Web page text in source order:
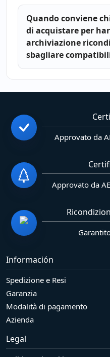
Quando conviene
di acquistare per
archiviazione
sbagliare
Approvato da
Approvato da
Información
Spedizione e Resi
Garanzia
Modalità di pagamento
Azienda
Legal